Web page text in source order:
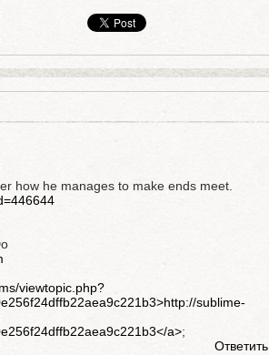
how he manages to make ends meet.
viewtopic.php?
sublime-
a>;
Ответить